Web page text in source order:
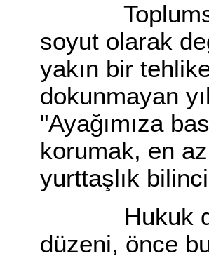
Toplumsal
soyut olarak
yakın bir
dokunmayan
"Ayağımıza
korumak, en
yurttaşlık
Hukuk
düzeni, önce